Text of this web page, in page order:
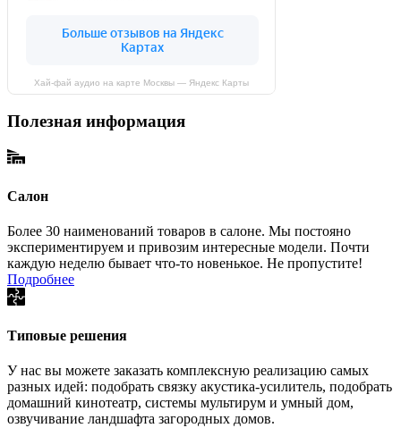
Хай-фай аудио на карте Москвы — Яндекс Карты
Полезная информация
Салон
Более 30 наименований товаров в салоне. Мы постояно
экспериментируем и привозим интересные модели. Почти
каждую неделю бывает что-то новенькое. Не пропустите!
Подробнее
Типовые решения
У нас вы можете заказать комплексную реализацию самых
разных идей: подобрать связку акустика-усилитель, подобрать
домашний кинотеатр, системы мультирум и умный дом,
озвучивание ландшафта загородных домов.